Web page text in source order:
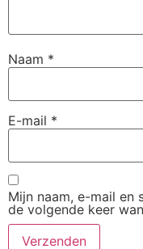
Naam *
E-mail *
Mijn naam, e-mail en
de volgende keer